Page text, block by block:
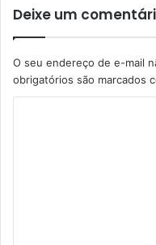
Deixe um
O seu endereço de e-mail
obrigatórios são marcados